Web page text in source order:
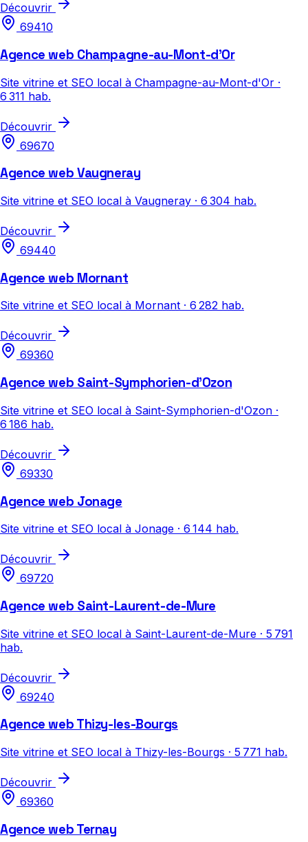
Découvrir
69410
Agence web Champagne-au-Mont-d'Or
Site vitrine et SEO local à Champagne-au-Mont-d'Or ·
6 311 hab.
Découvrir
69670
Agence web Vaugneray
Site vitrine et SEO local à Vaugneray · 6 304 hab.
Découvrir
69440
Agence web Mornant
Site vitrine et SEO local à Mornant · 6 282 hab.
Découvrir
69360
Agence web Saint-Symphorien-d'Ozon
Site vitrine et SEO local à Saint-Symphorien-d'Ozon ·
6 186 hab.
Découvrir
69330
Agence web Jonage
Site vitrine et SEO local à Jonage · 6 144 hab.
Découvrir
69720
Agence web Saint-Laurent-de-Mure
Site vitrine et SEO local à Saint-Laurent-de-Mure · 5 791
hab.
Découvrir
69240
Agence web Thizy-les-Bourgs
Site vitrine et SEO local à Thizy-les-Bourgs · 5 771 hab.
Découvrir
69360
Agence web Ternay